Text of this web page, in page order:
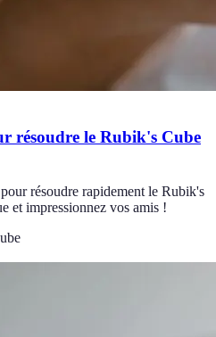
résoudre le Rubik's Cube
résoudre rapidement le Rubik's
et impressionnez vos amis !